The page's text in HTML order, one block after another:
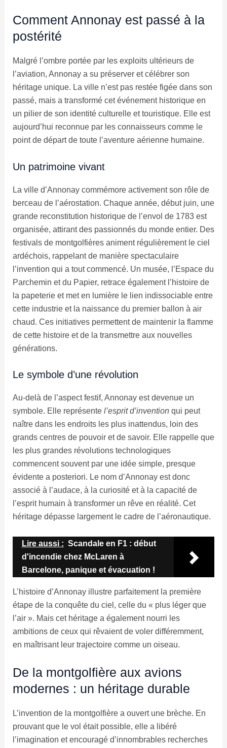
Comment Annonay est passé à la
postérité
Malgré l’ombre portée par les exploits ultérieurs de
l’aviation, Annonay a su préserver et célébrer son
héritage unique. La ville n’est pas restée figée dans son
passé, mais a transformé cet événement historique en
un pilier de son identité culturelle et touristique. Elle est
aujourd’hui reconnue par les connaisseurs comme le
point de départ de toute l’aventure aérienne humaine.
Un patrimoine vivant
La ville d’Annonay commémore activement son rôle de
berceau de l’aérostation. Chaque année, début juin, une
grande reconstitution historique de l’envol de 1783 est
organisée, attirant des passionnés du monde entier. Des
festivals de montgolfières animent régulièrement le ciel
ardéchois, rappelant de manière spectaculaire
l’invention qui a tout commencé. Un musée, l’Espace du
Parchemin et du Papier, retrace également l’histoire de
la papeterie et met en lumière le lien indissociable entre
cette industrie et la naissance du premier ballon à air
chaud. Ces initiatives permettent de maintenir la flamme
de cette histoire et de la transmettre aux nouvelles
générations.
Le symbole d’une révolution
Au-delà de l’aspect festif, Annonay est devenue un
symbole. Elle représente l’esprit d’inventionqui peut
naître dans les endroits les plus inattendus, loin des
grands centres de pouvoir et de savoir. Elle rappelle que
les plus grandes révolutions technologiques
commencent souvent par une idée simple, presque
évidente a posteriori. Le nom d’Annonay est donc
associé à l’audace, à la curiosité et à la capacité de
l’esprit humain à transformer un rêve en réalité. Cet
héritage dépasse largement le cadre de l’aéronautique.
Lire aussi : Scandale en F1 : début
d'incendie chez McLaren à
Barcelone, panique et évacuation !
L’histoire d’Annonay illustre parfaitement la première
étape de la conquête du ciel, celle du « plus léger que
l’air ». Mais cet héritage a également nourri les
ambitions de ceux qui rêvaient de voler différemment,
en maîtrisant leur trajectoire comme un oiseau.
De la montgolfière aux avions
modernes : un héritage durable
L’invention de la montgolfière a ouvert une brèche. En
prouvant que le vol était possible, elle a libéré
l’imagination et encouragé d’innombrables recherches